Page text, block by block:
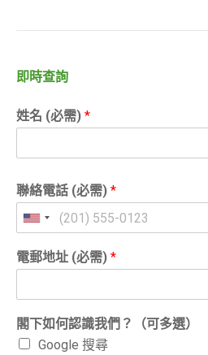
即時查詢
姓名 (必需) *
聯絡電話 (必需) *
電郵地址 (必需) *
閣下如何認識我們？（可多選）
Google 搜尋